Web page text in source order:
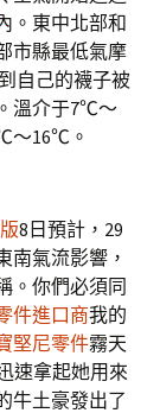
。東中北部和
市縣最低氣摩
自己的襪子被
溫介于7℃～
～16℃。
8日預計，29
南氣流影響，
。你們必須同
件進口商我的
堅尼零件霧天
速拿起她用來
牛土豪發出了